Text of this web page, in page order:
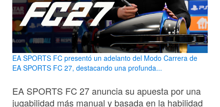
EA SPORTS FC presentó un adelanto del Modo Carrera de
EA SPORTS FC 27, destacando una profunda...
EA SPORTS FC 27 anuncia su apuesta por una
jugabilidad más manual y basada en la habilidad